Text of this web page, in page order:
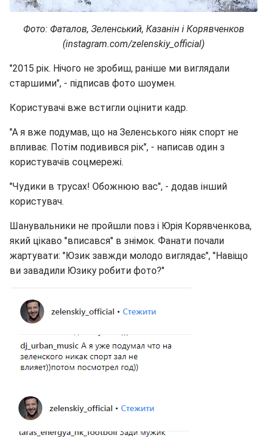
Фото: Фаталов, Зеленський, Казанін і Корявченков
(instagram.com/zelenskiy_official)
"2015 рік. Нічого не зробиш, раніше ми виглядали
старшими", - підписав фото шоумен.
Користувачі вже встигли оцінити кадр.
"А я вже подумав, що на Зеленського ніяк спорт не
впливає. Потім подивився рік", - написав один з
користувачів соцмережі.
"Чудики в трусах! Обожнюю вас", - додав інший
користувач.
Шанувальники не пройшли повз і Юрія Корявченкова,
який цікаво "вписався" в знімок. Фанати почали
жартувати: "Юзик завжди молодо виглядає", "Навіщо
ви завадили Юзику робити фото?"